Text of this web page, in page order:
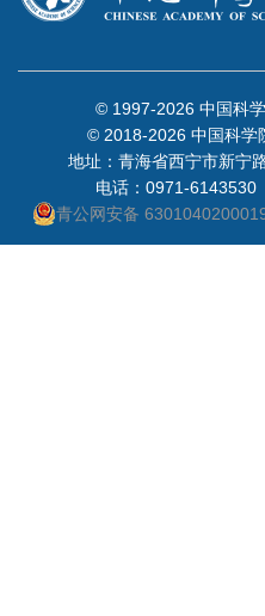
© 1997-2026 中国科
© 2018-2026 中国科学
地址：青海省西宁市新
电话：0971-
青公网安备